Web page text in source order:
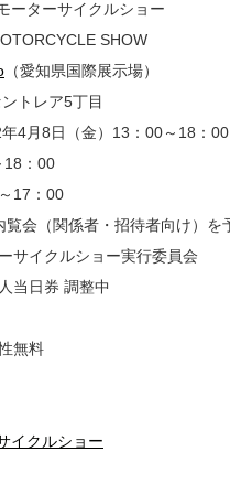
ーターサイクルショー
SHOW
（愛知県国際展示場）
レア5丁目
4月8日（金）13：00～18：00
18：00
17：00
会（関係者・招待者向け）を
サイクルショー実行委員会
当日券 調整中
無料
イクルショー